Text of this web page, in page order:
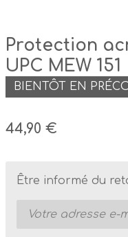
Protection
UPC MEW 151
BIENTÔT EN
44,90 €
Être informé du